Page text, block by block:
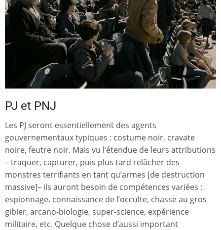
PJ et PNJ
Les PJ seront essentiellement des agents
gouvernementaux typiques : costume noir, cravate
noire, feutre noir. Mais vu l’étendue de leurs attributions
– traquer, capturer, puis plus tard relâcher des
monstres terrifiants en tant qu’armes [de destruction
massive]– ils auront besoin de compétences variées :
espionnage, connaissance de l’occulte, chasse au gros
gibier, arcano-biologie, super-science, expérience
militaire, etc. Quelque chose d’aussi important